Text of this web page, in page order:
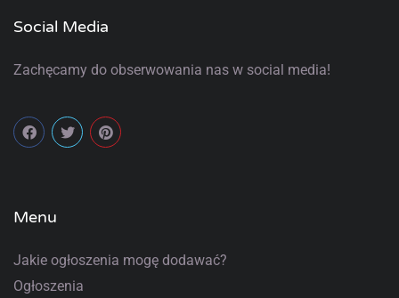
Social Media
Zachęcamy do obserwowania nas w social media!
Menu
Jakie ogłoszenia mogę dodawać?
Ogłoszenia